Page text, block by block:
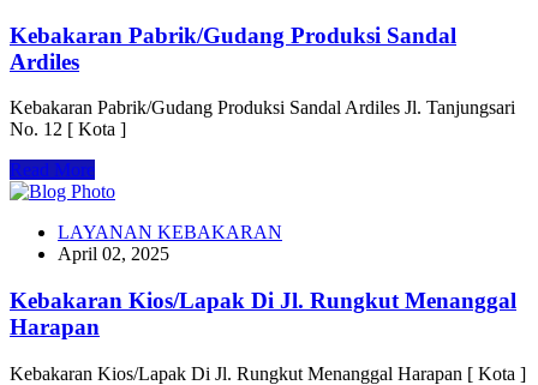
Kebakaran Pabrik/Gudang Produksi Sandal
Ardiles
Kebakaran Pabrik/Gudang Produksi Sandal Ardiles Jl. Tanjungsari
No. 12 [ Kota ]
Read More
LAYANAN KEBAKARAN
April 02, 2025
Kebakaran Kios/Lapak Di Jl. Rungkut Menanggal
Harapan
Kebakaran Kios/Lapak Di Jl. Rungkut Menanggal Harapan [ Kota ]